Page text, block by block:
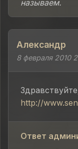
называем.
Александр
8 февраля 2010
http://
Ответ